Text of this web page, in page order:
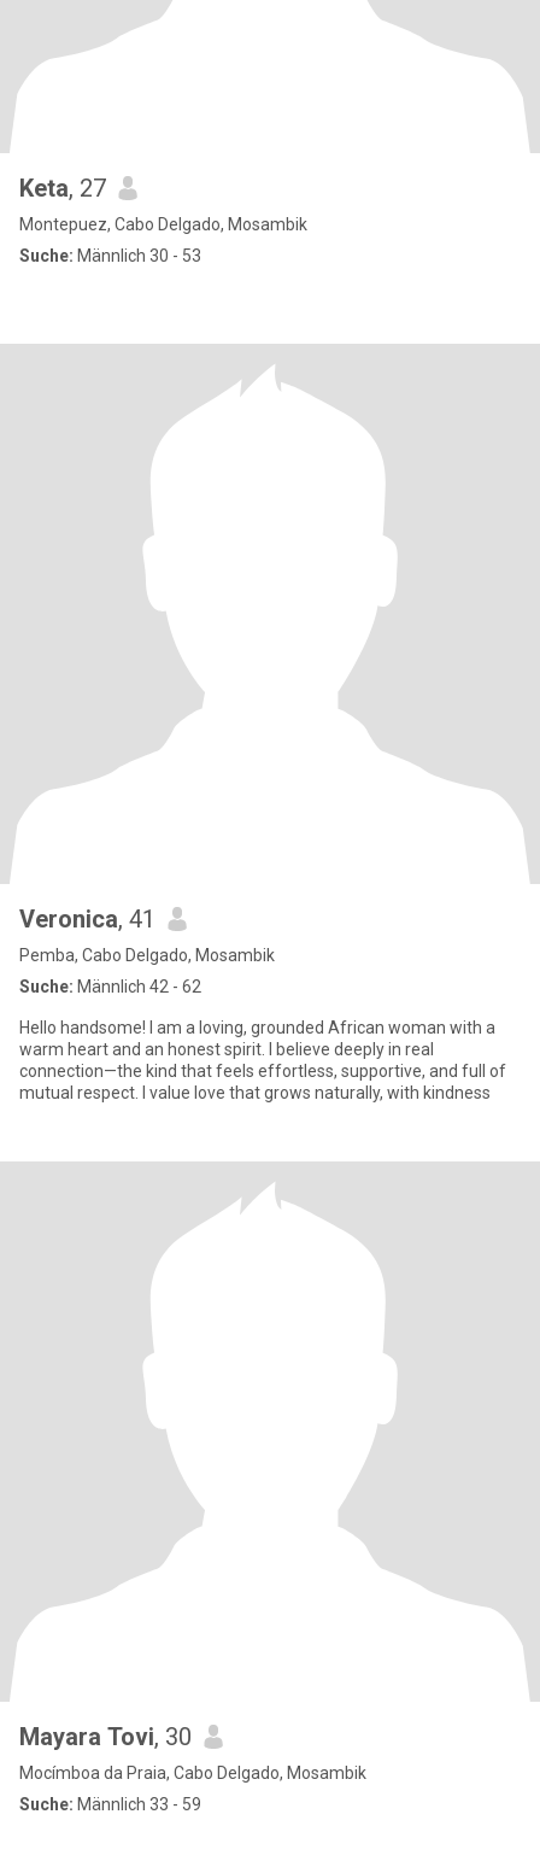
Keta, 27
Montepuez, Cabo Delgado, Mosambik
Suche: Männlich 30 - 53
Veronica, 41
Pemba, Cabo Delgado, Mosambik
Suche: Männlich 42 - 62
Hello handsome! I am a loving, grounded African woman with a
warm heart and an honest spirit. I believe deeply in real
connection—the kind that feels effortless, supportive, and full of
mutual respect. I value love that grows naturally, with kindness
Mayara Tovi, 30
Mocímboa da Praia, Cabo Delgado, Mosambik
Suche: Männlich 33 - 59